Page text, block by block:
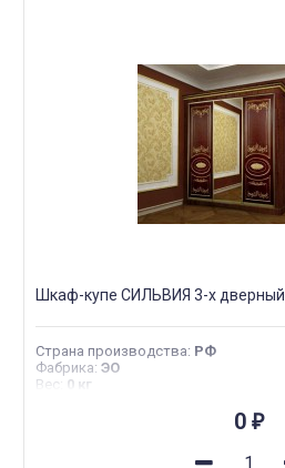
Шкаф-купе СИЛЬВИЯ 3-х дверный
Страна производства: РФ
Фабрика: ЭО
Вес : 0 кг
0 ₽